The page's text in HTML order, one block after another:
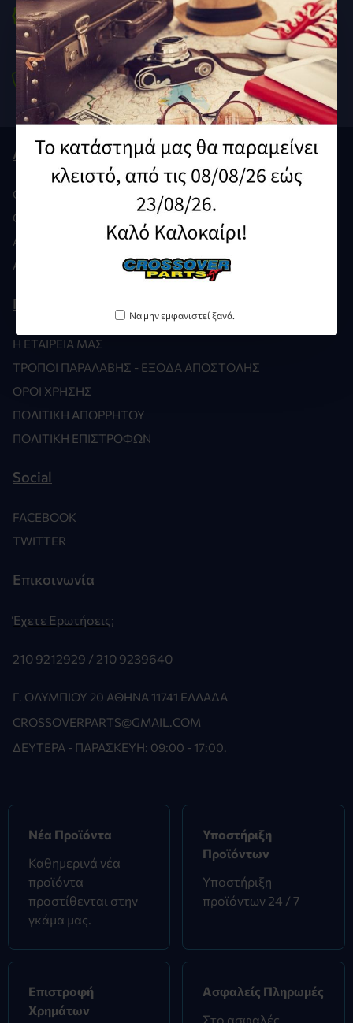
Να μην εμφανιστεί ξανά.
To Νο1 Ε-shop
Ανταλλακτικά Μοτοσυκλετών
Τηλέφωνο
210 9212929 /210 9239640
Λογαριασμός
Ο ΛΟΓΑΡΙΑΣΜΌΣ ΜΟΥ
ΟΙ ΠΑΡΑΓΓΕΛΊΕΣ ΜΟΥ
ΑΓΑΠΗΜΈΝΑ
ΑΊΤΗΣΗ GDPR
Πληροφορίες
Η ΕΤΑΙΡΕΊΑ ΜΑΣ
ΤΡΌΠΟΙ ΠΑΡΑΛΑΒΉΣ - ΈΞΟΔΑ ΑΠΟΣΤΟΛΉΣ
ΌΡΟΙ ΧΡΉΣΗΣ
ΠΟΛΙΤΙΚΉ ΑΠΟΡΡΉΤΟΥ
ΠΟΛΙΤΙΚΉ ΕΠΙΣΤΡΟΦΏΝ
Social
FACEBOOK
TWITTER
Επικοινωνία
Έχετε Ερωτήσεις;
210 9212929 / 210 9239640
Γ. ΟΛΥΜΠΊΟΥ 20 ΑΘΉΝΑ 11741 ΕΛΛΆΔΑ
CROSSOVERPARTS@GMAIL.COM
ΔΕΥΤΈΡΑ - ΠΑΡΑΣΚΕΥΉ: 09:00 - 17:00.
Νέα Προϊόντα
Καθημερινά νέα
προϊόντα
προστίθενται στην
γκάμα μας.
Υποστήριξη
Προϊόντων
Υποστήριξη
προϊόντων 24 / 7
Επιστροφή
Χρημάτων
Ασφαλείς Πληρωμές
Στο ασφαλές